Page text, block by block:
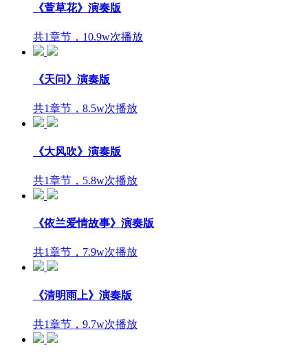
《萱草花》演奏版
共1章节，10.9w次播放
《天问》演奏版
共1章节，8.5w次播放
《大风吹》演奏版
共1章节，5.8w次播放
《依兰爱情故事》演奏版
共1章节，7.9w次播放
《清明雨上》演奏版
共1章节，9.7w次播放